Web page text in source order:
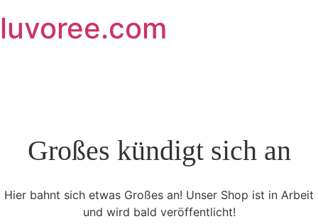
to
content
luvoree.com
Großes kündigt sich an
Hier bahnt sich etwas Großes an! Unser Shop ist in Arbeit
und wird bald veröffentlicht!